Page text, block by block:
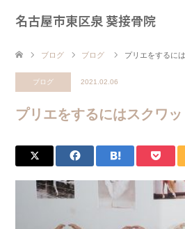
名古屋市東区泉 葵接骨院
ブログ ブログ プリエをするに
ブログ 2021.02.06
プリエをするにはスクワッ